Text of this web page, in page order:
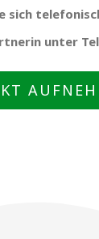
sich
unter